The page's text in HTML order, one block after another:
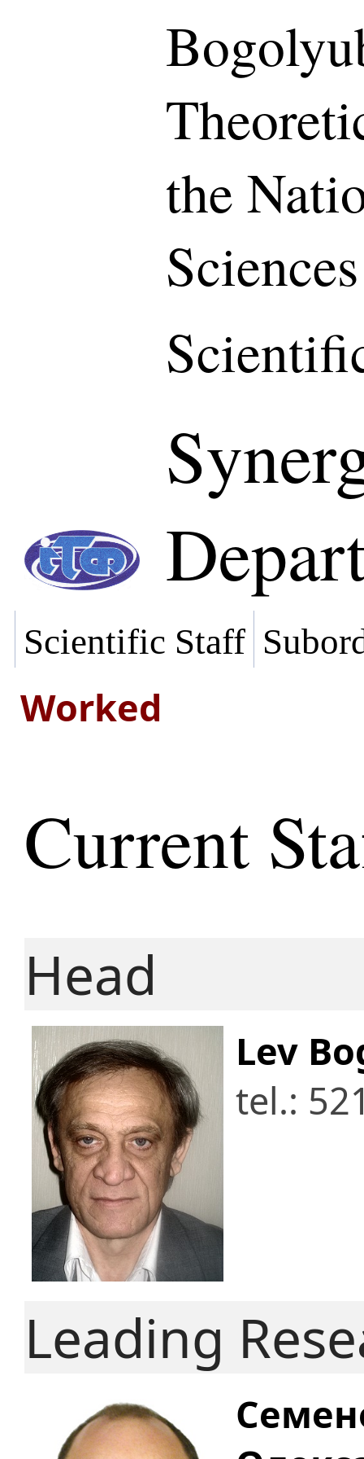
the
Scientific Staff
Worked
Current
Head
Lev
tel.:
Leading